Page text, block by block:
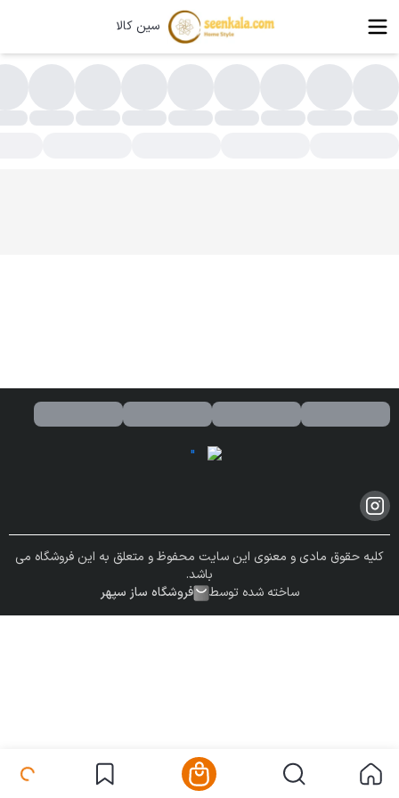
سین کالا
کلیه حقوق مادی و معنوی این سایت محفوظ و متعلق به این فروشگاه می
باشد.
ساخته شده توسط
فروشگاه ساز سپهر